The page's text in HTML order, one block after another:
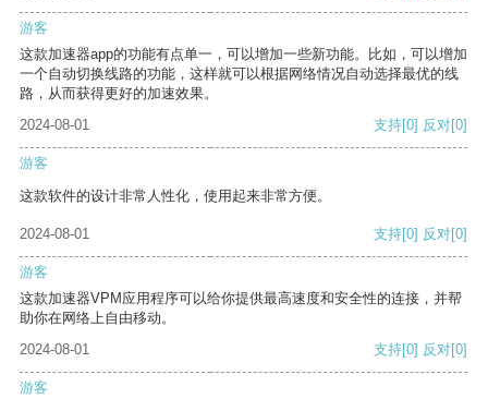
游客
这款加速器app的功能有点单一，可以增加一些新功能。比如，可以增加
一个自动切换线路的功能，这样就可以根据网络情况自动选择最优的线
路，从而获得更好的加速效果。
2024-08-01
支持[0] 反对[0]
游客
这款软件的设计非常人性化，使用起来非常方便。
2024-08-01 支持[0] 反对[0]
游客
这款加速器VPM应用程序可以给你提供最高速度和安全性的连接，并帮
助你在网络上自由移动。
2024-08-01
支持[0] 反对[0]
游客